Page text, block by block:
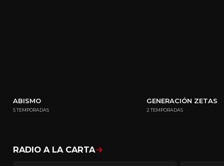
ABISMO
5 TEMPORADAS
GENERACIÓN ZETAS
2 TEMPORADAS
RADIO A LA CARTAMostrar todo